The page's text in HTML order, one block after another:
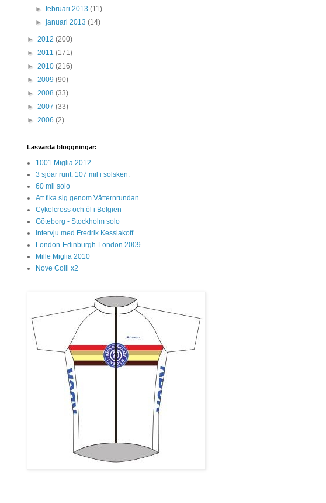
►februari 2013(11)
►januari 2013(14)
► 2012 (200)
► 2011 (171)
► 2010 (216)
► 2009 (90)
► 2008 (33)
► 2007 (33)
► 2006 (2)
Läsvärda bloggningar:
1001 Miglia 2012
3 sjöar runt. 107 mil i solsken.
60 mil solo
Att fika sig genom Vätternrundan.
Cykelcross och öl i Belgien
Göteborg - Stockholm solo
Intervju med Fredrik Kessiakoff
London-Edinburgh-London 2009
Mille Miglia 2010
Nove Colli x2